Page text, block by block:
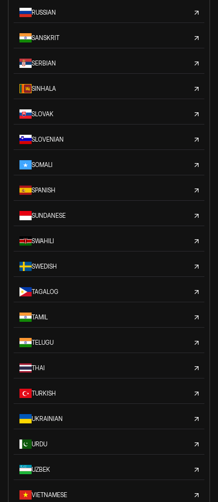
RUSSIAN
SANSKRIT
SERBIAN
SINHALA
SLOVAK
SLOVENIAN
SOMALI
SPANISH
SUNDANESE
SWAHILI
SWEDISH
TAGALOG
TAMIL
TELUGU
THAI
TURKISH
UKRAINIAN
URDU
UZBEK
VIETNAMESE